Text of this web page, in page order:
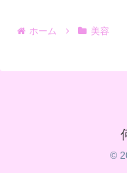
ホーム 美容
©